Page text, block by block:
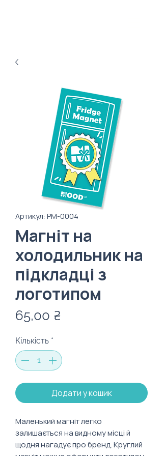
Артикул: PM-0004
Магніт на
холодильник на
підкладці з
логотипом
65,00 ₴
Кількість *
Додати у кошик
Маленький магніт легко
залишається на видному місці й
щодня нагадує про бренд. Круглий